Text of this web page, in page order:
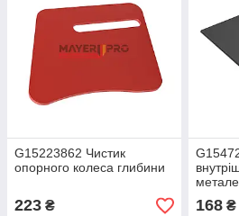
G15223862 Чистик
опорного колеса глибини
223 ₴ 168₴